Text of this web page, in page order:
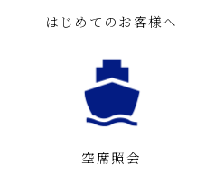
はじめてのお客様へ
空席照会